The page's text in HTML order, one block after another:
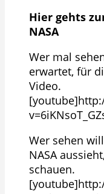
Hier gehts
NASA
Wer mal
erwartet, für
Video.
Wer sehen
NASA
schauen.